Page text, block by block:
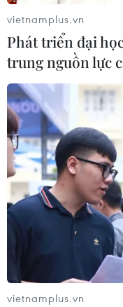
Nhiều cơ hội
sang thị trường
22/05/2019 08:56
Để hướng tới mục
phương Việt Nam-
2020, hai nước cần
thương mại, giới
vietnamplus.vn
Phát triển đại
trung nguồn lực
vietnamplus.vn